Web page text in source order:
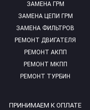
ЗАМЕНА ГРМ
ЗАМЕНА ЦЕПИ ГРМ
ЗАМЕНА ФИЛЬТРОВ
РЕМОНТ ДВИГАТЕЛЯ
РЕМОНТ АКПП
РЕМОНТ МКПП
РЕМОНТ ТУРБИН
ПРИНИМАЕМ К ОПЛАТЕ